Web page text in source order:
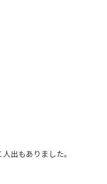
出もありました。